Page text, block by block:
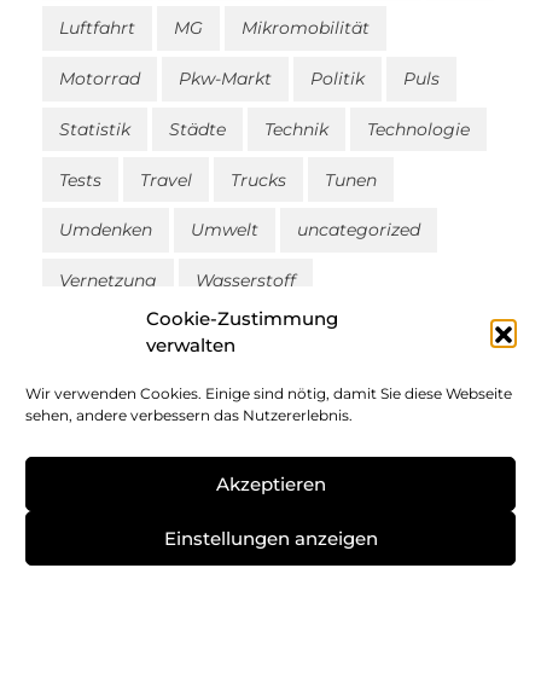
Cookie-Zustimmung
verwalten
Wir verwenden Cookies. Einige sind nötig, damit Sie diese Webseite
sehen, andere verbessern das Nutzererlebnis.
Akzeptieren
Einstellungen anzeigen
Luftfahrt MG Mikromobilität
Motorrad Pkw-Markt Politik Puls
Statistik Städte Technik Technologie
Tests Travel Trucks Tunen
Umdenken Umwelt uncategorized
Vernetzung Wasserstoff
Zukunftsmobilität Zulassungen